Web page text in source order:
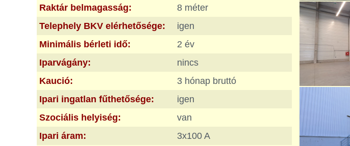
Raktár belmagasság:
8 méter
Telephely BKV elérhetősége:
igen
Minimális bérleti idő:
2 év
Iparvágány:
nincs
Kaució:
3 hónap bruttó
Ipari ingatlan fűthetősége:
igen
Szociális helyiség:
van
Ipari áram:
3x100 A